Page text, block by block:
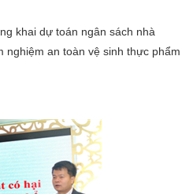
khai dự toán ngân sách nhà
nghiệm an toàn vệ sinh thực phẩm